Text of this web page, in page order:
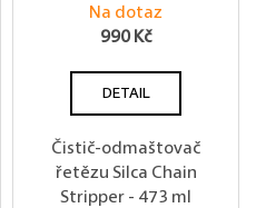
Na dotaz
990 Kč
DETAIL
Čistič-odmaštovač
řetězu Silca Chain
Stripper - 473 ml